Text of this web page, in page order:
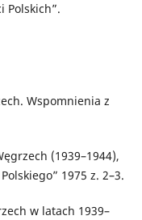
Polskich”.
Wspomnienia z
(1939–1944),
1975 z. 2–3.
w latach 1939–